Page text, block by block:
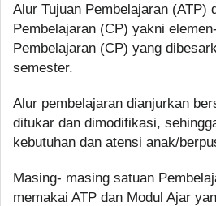
Alur Tujuan Pembelajaran (ATP)
Pembelajaran (CP) yakni
Pembelajaran (CP) yang
semester.
Alur pembelajaran dianjurkan
ditukar dan dimodifikasi,
kebutuhan dan atensi anak/
Masing- masing satuan
memakai ATP dan Modul Ajar